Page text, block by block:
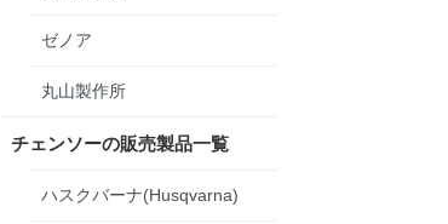
ゼノア
丸山製作所
チェンソーの販売製品一覧
ハスクバーナ(Husqvarna)